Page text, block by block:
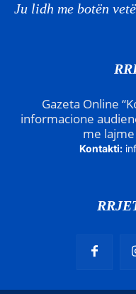
Ju lidh me botën
Gazeta Online
informacione
me
Kontakti: